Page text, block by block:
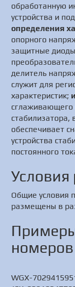
обработанную
устройства и
определения
опорного
защитные
делитель
служит для
характеристик;
сглаживающего
обеспечивает
устройства
постоянного
Условия
Общие условия
размещены в
WGX-